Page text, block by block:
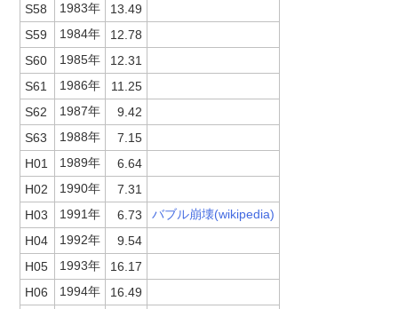
S58
1983年
13.49
S59
1984年
12.78
S60
1985年
12.31
S61
1986年
11.25
S62
1987年
9.42
S63
1988年
7.15
H01
1989年
6.64
H02
1990年
7.31
H03
1991年 6.73
バブル崩壊(wikipedia)
H04
1992年
9.54
H05
1993年
16.17
H06
1994年
16.49